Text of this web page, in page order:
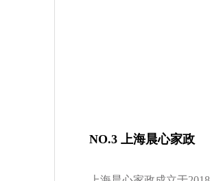
NO.3 上海晨心家政